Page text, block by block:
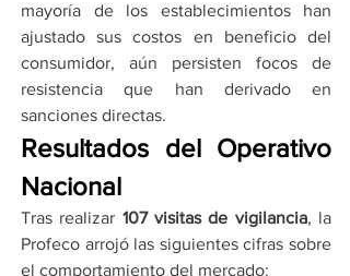
mayoría de los establecimientos han
ajustado sus costos en beneficio del
consumidor, aún persisten focos de
resistencia que han derivado en
sanciones directas.
Resultados del Operativo
Nacional
Tras realizar 107 visitas de vigilancia, la
Profeco arrojó las siguientes cifras sobre
el comportamiento del mercado: